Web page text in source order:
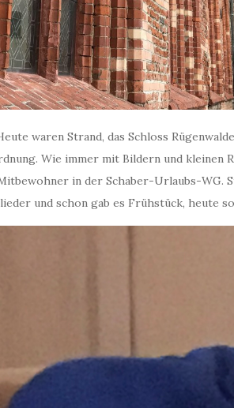
waren Strand, das Schloss
Wie immer mit Bildern und kleinen
in der Schaber-Urlaubs-WG.
und schon gab es Frühstück, heute